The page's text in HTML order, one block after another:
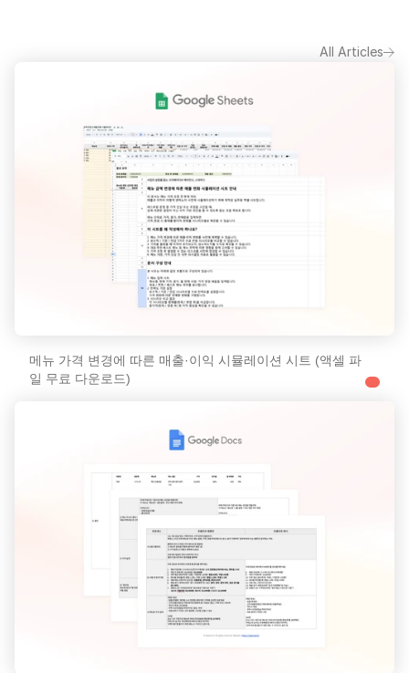
All Articles
메뉴 가격 변경에 따른 매출·이익 시뮬레이션 시트 (액셀 파
일 무료 다운로드)